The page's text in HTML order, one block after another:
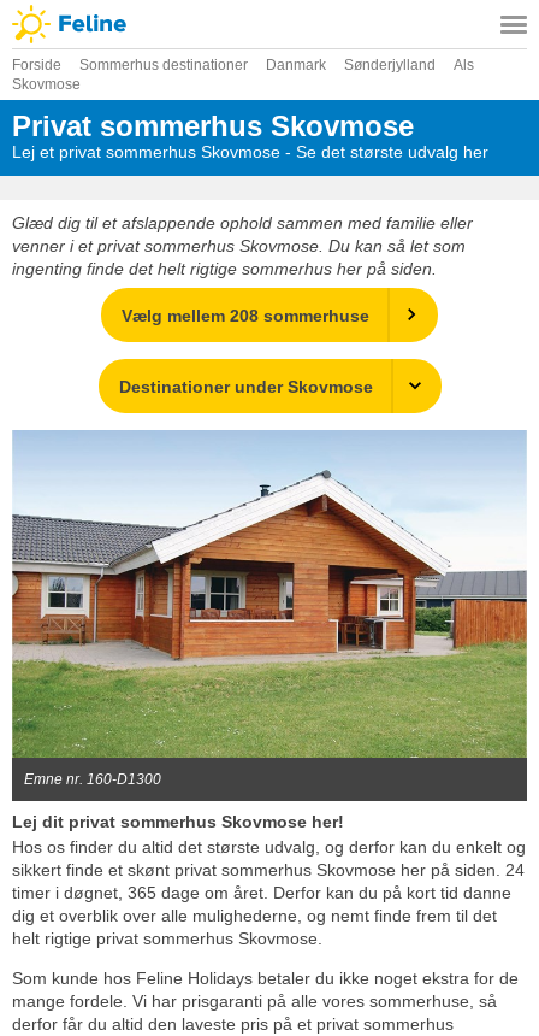
Forside Sommerhus destinationer Danmark Sønderjylland
Als
Skovmose
Privat sommerhus Skovmose
Lej et privat sommerhus Skovmose - Se det største udvalg her
Glæd dig til et afslappende ophold sammen med familie eller
venner i et privat sommerhus Skovmose. Du kan så let som
ingenting finde det helt rigtige sommerhus her på siden.
Vælg mellem 208 sommerhuse
Destinationer under Skovmose
Emne nr. 160-D1300
Lej dit privat sommerhus Skovmose her!
Hos os finder du altid det største udvalg, og derfor kan du enkelt og
sikkert finde et skønt privat sommerhus Skovmose her på siden. 24
timer i døgnet, 365 dage om året. Derfor kan du på kort tid danne
dig et overblik over alle mulighederne, og nemt finde frem til det
helt rigtige privat sommerhus Skovmose.
Som kunde hos Feline Holidays betaler du ikke noget ekstra for de
mange fordele. Vi har prisgaranti på alle vores sommerhuse, så
derfor får du altid den laveste pris på et privat sommerhus